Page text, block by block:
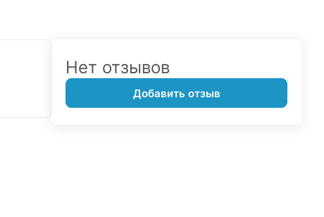
Нет отзывов
Добавить отзыв